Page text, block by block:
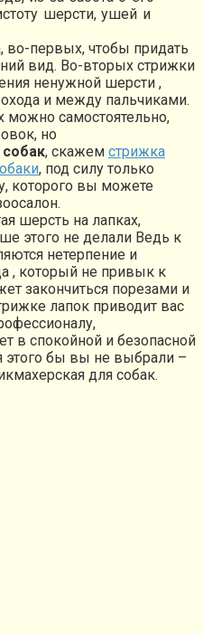
шерсти, ушей и
во-первых, чтобы придать
вид. Во-вторых стрижки
ненужной шерсти ,
и между пальчиками.
можно самостоятельно,
но
, скажем стрижка
, под силу только
которого вы можете
шерсть на лапках,
этого не делали Ведь к
нетерпение и
, который не привык к
закончиться порезами и
лапок приводит вас
в спокойной и безопасной
этого бы вы не выбрали –
для собак.